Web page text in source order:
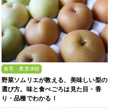
食育・農業体験
野菜ソムリエが教える、美味しい梨の
選び方。味と食べごろは見た目・香
り・品種でわかる！